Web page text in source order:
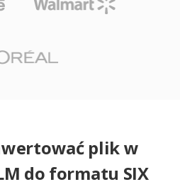
plik w
do formatu SIX